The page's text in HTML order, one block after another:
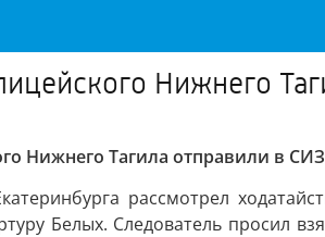
Нижнего
Нижнего Тагила отправили в
рассмотрел
Белых. Следователь просил